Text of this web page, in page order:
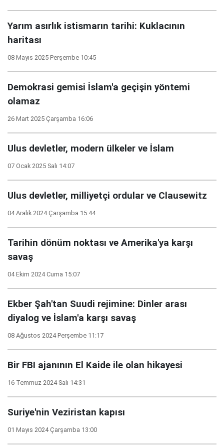
Yarım asırlık istismarın tarihi: Kuklacının
haritası
08 Mayıs 2025 Perşembe 10:45
Demokrasi gemisi İslam'a geçişin yöntemi
olamaz
26 Mart 2025 Çarşamba 16:06
Ulus devletler, modern ülkeler ve İslam
07 Ocak 2025 Salı 14:07
Ulus devletler, milliyetçi ordular ve Clausewitz
04 Aralık 2024 Çarşamba 15:44
Tarihin dönüm noktası ve Amerika'ya karşı
savaş
04 Ekim 2024 Cuma 15:07
Ekber Şah'tan Suudi rejimine: Dinler arası
diyalog ve İslam'a karşı savaş
08 Ağustos 2024 Perşembe 11:17
Bir FBI ajanının El Kaide ile olan hikayesi
16 Temmuz 2024 Salı 14:31
Suriye'nin Veziristan kapısı
01 Mayıs 2024 Çarşamba 13:00